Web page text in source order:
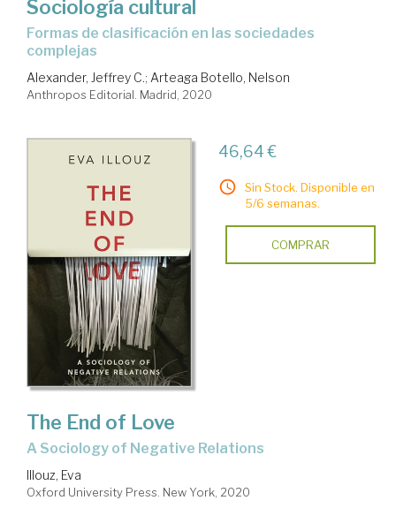
Sociología cultural
formas de clasificación en las sociedades
complejas
Alexander, Jeffrey C.; Arteaga Botello, Nelson
Anthropos Editorial. Madrid, 2020
46,64 €
Sin Stock. Disponible en
5/6 semanas.
COMPRAR
The End of Love
A Sociology of Negative Relations
Illouz, Eva
Oxford University Press. New York, 2020